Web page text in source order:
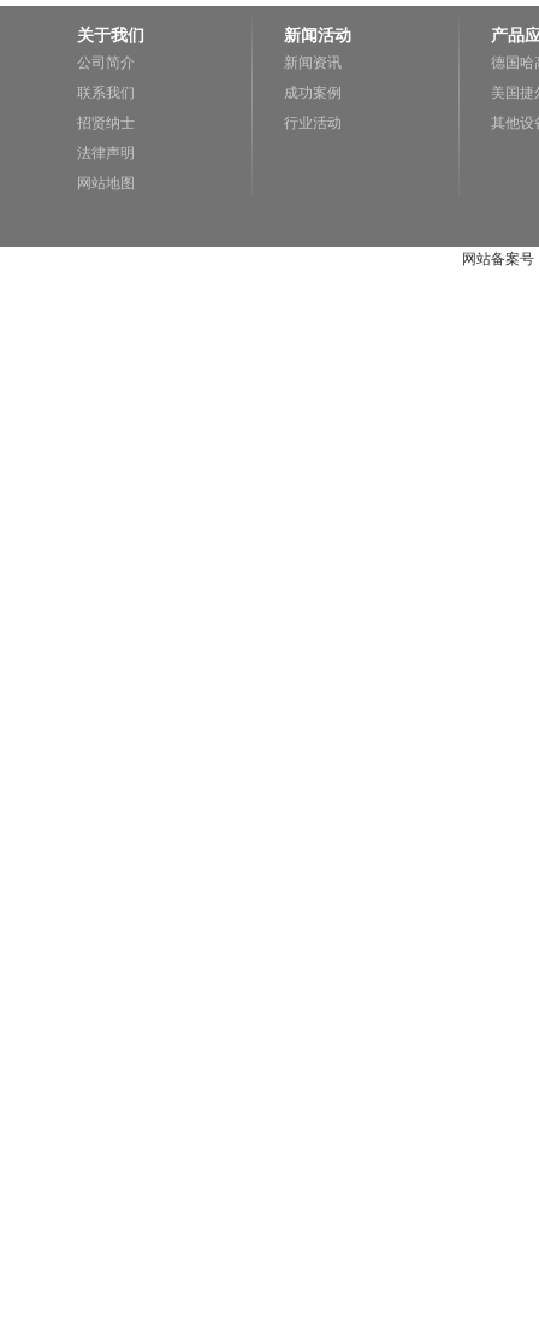
关于我们
公司简介
联系我们
招贤纳士
法律声明
网站地图
新闻活动
新闻资讯
成功案例
行业活动
产品
德国哈
美国捷
其他设
网站备案号